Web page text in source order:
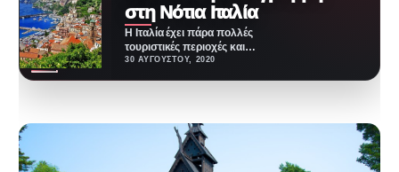
στη Νότια Ιταλία
Η Ιταλία έχει πάρα πολλές
τουριστικές περιοχές και
ειδικότερα στα Νότια της Ιταλίας
30 ΑΥΓΟΎΣΤΟΥ, 2020